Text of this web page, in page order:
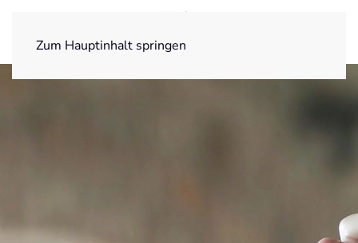
Zum Hauptinhalt springen